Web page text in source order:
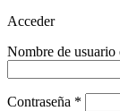
Acceder
Nombre de
Contraseña *